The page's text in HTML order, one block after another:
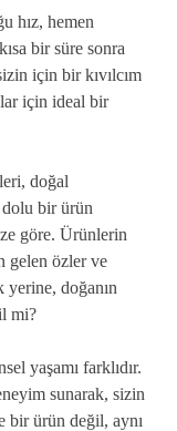
hız, hemen
bir süre sonra
için bir kıvılcım
için ideal bir
doğal
bir ürün
göre. Ürünlerin
gelen özler ve
doğanın
mi?
yaşamı farklıdır.
sunarak, sizin
bir ürün değil, aynı